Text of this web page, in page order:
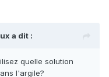
a dit :
quelle solution
l'argile?